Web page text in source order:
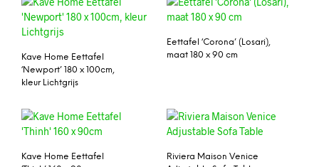
Kave Home Eettafel
‘Newport’ 180 x 100cm,
kleur Lichtgrijs
Eettafel ‘Corona’ (Losari),
maat 180 x 90 cm
Kave Home Eettafel
Riviera Maison Venice